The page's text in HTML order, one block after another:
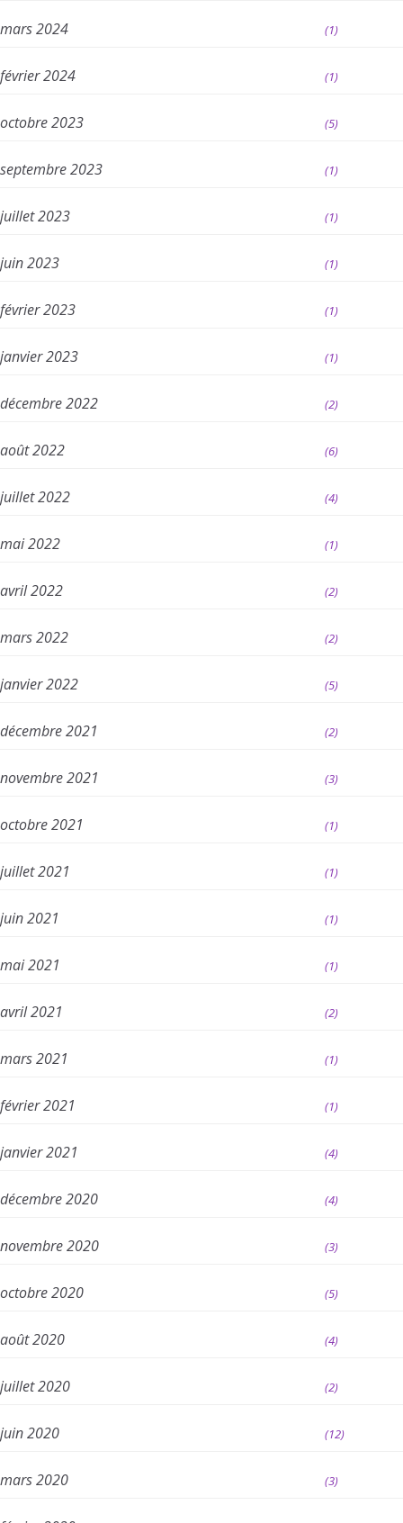
mars 2024 (1)
février 2024 (1)
octobre 2023 (5)
septembre 2023 (1)
juillet 2023 (1)
juin 2023 (1)
février 2023 (1)
janvier 2023 (1)
décembre 2022 (2)
août 2022 (6)
juillet 2022 (4)
mai 2022 (1)
avril 2022 (2)
mars 2022 (2)
janvier 2022 (5)
décembre 2021 (2)
novembre 2021 (3)
octobre 2021 (1)
juillet 2021 (1)
juin 2021 (1)
mai 2021 (1)
avril 2021 (2)
mars 2021 (1)
février 2021 (1)
janvier 2021 (4)
décembre 2020 (4)
novembre 2020 (3)
octobre 2020 (5)
août 2020 (4)
juillet 2020 (2)
juin 2020 (12)
mars 2020 (3)